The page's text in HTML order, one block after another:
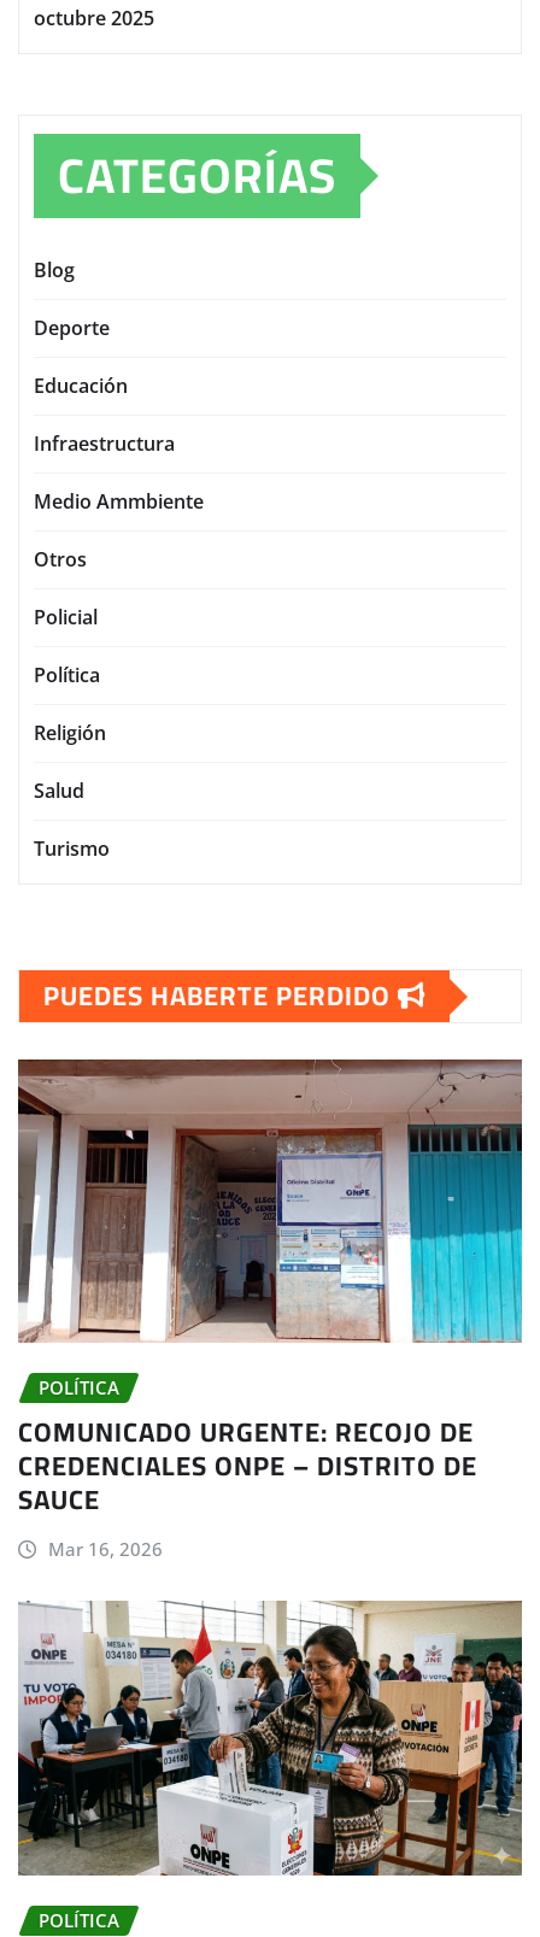
octubre 2025
CATEGORÍAS
Blog
Deporte
Educación
Infraestructura
Medio Ammbiente
Otros
Policial
Política
Religión
Salud
Turismo
PUEDES HABERTE PERDIDO
POLÍTICA
COMUNICADO URGENTE: RECOJO DE
CREDENCIALES ONPE – DISTRITO DE
SAUCE
Mar 16, 2026
POLÍTICA